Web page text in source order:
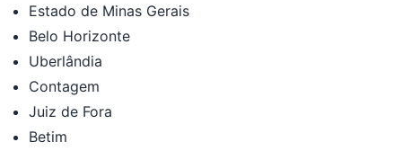
Estado de Minas Gerais
Belo Horizonte
Uberlândia
Contagem
Juiz de Fora
Betim